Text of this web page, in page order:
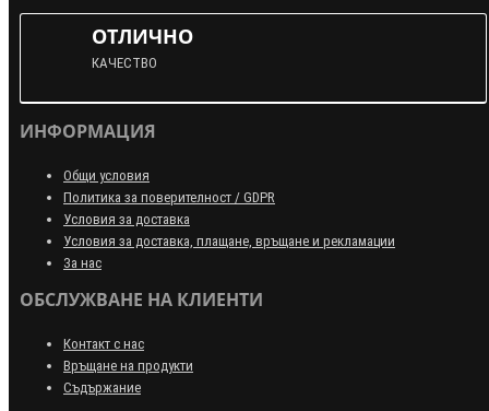
ОТЛИЧНО
КАЧЕСТВО
ИНФОРМАЦИЯ
Общи условия
Политика за поверителност / GDPR
Условия за доставка
Условия за доставка, плащане, връщане и рекламации
За нас
ОБСЛУЖВАНЕ НА КЛИЕНТИ
Контакт с нас
Връщане на продукти
Съдържание